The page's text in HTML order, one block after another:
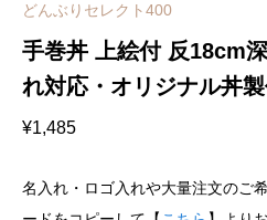
どんぶりセレクト400
手巻丼 上絵付 反18cm
れ対応・オリジナル丼製
¥1,485
名入れ・ロゴ入れや大量注文のご